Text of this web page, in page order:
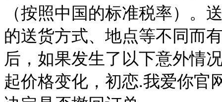
（按照中国的标准税率）。
的送货方式、地点等不同而
后，如果发生了以下意外情
起价格变化，初恋.我爱你官